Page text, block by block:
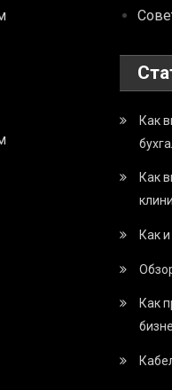
Как
Как
Как
Как